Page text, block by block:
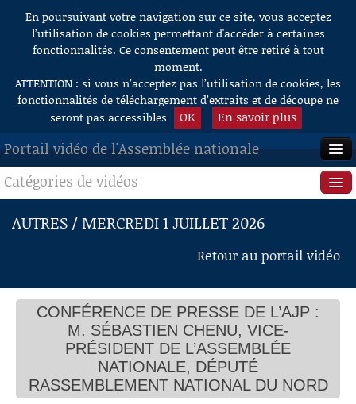
Aller au contenu
En poursuivant votre navigation sur ce site, vous acceptez
l’utilisation de cookies permettant d'accéder à certaines
fonctionnalités. Ce consentement peut être retiré à tout
moment.
ATTENTION : si vous n’acceptez pas l’utilisation de cookies, les
fonctionnalités de téléchargement d’extraits et de découpe ne
seront pas accessibles
OK En savoir plus
Portail vidéo de l'Assemblée nationale
ACCUEIL
EN DIRECT
RECHERCHE
AIDE À LA DÉCOUPE
DE VIDÉOS
Catégories de vidéos
Séance publique
Questions au Gouvernement
Commissions
Présidence
Évènements
Connaissance, Histoire
AUTRES / MERCREDI 1 JUILLET 2026
Retour au portail vidéo
CONFÉRENCE DE PRESSE DE L’AJP :
M. SÉBASTIEN CHENU, VICE-
PRÉSIDENT DE L’ASSEMBLÉE
NATIONALE, DÉPUTÉ
RASSEMBLEMENT NATIONAL DU NORD